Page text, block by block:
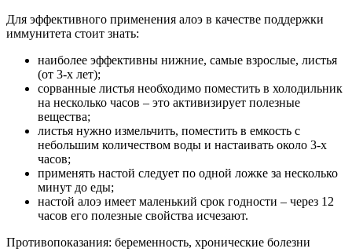
Для эффективного применения алоэ в качестве поддержки
иммунитета стоит знать:
наиболее эффективны нижние, самые взрослые, листья
(от 3-х лет);
сорванные листья необходимо поместить в холодильник
на несколько часов – это активизирует полезные
вещества;
листья нужно измельчить, поместить в емкость с
небольшим количеством воды и настаивать около 3-х
часов;
применять настой следует по одной ложке за несколько
минут до еды;
настой алоэ имеет маленький срок годности – через 12
часов его полезные свойства исчезают.
Противопоказания: беременность, хронические болезни